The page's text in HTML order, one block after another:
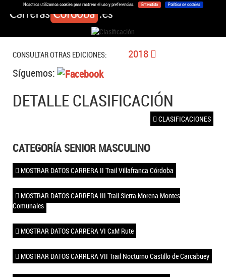
Nosotros utilizamos cookies para rastrear el uso y preferencias. Entendido Política de cookies
CONSULTAR OTRAS EDICIONES:
2018
Síguemos:
DETALLE CLASIFICACIÓN
CLASIFICACIONES
CATEGORÍA SENIOR MASCULINO
MOSTRAR DATOS CARRERA II Trail Villafranca Córdoba
MOSTRAR DATOS CARRERA III Trail Sierra Morena Montes
Comunales
MOSTRAR DATOS CARRERA VI CxM Rute
MOSTRAR DATOS CARRERA VII Trail Nocturno Castillo de Carcabuey